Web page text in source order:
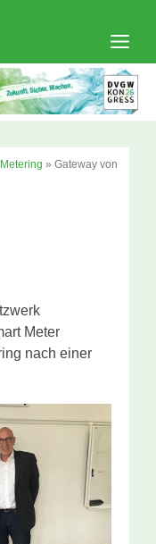
» Gateway von
Meter
nach einer